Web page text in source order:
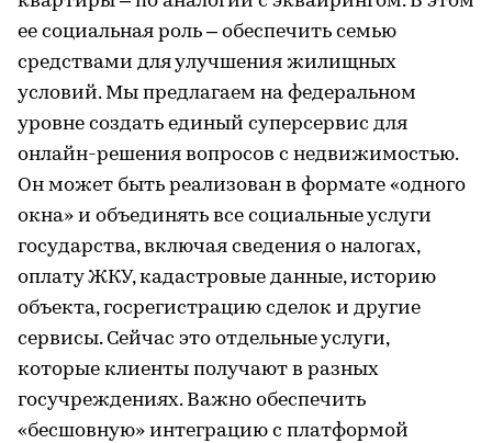
ее социальная роль – обеспечить семью
средствами для улучшения жилищных
условий. Мы предлагаем на федеральном
уровне создать единый суперсервис для
онлайн-решения вопросов с недвижимостью.
Он может быть реализован в формате «одного
окна» и объединять все социальные услуги
государства, включая сведения о налогах,
оплату ЖКУ, кадастровые данные, историю
объекта, госрегистрацию сделок и другие
сервисы. Сейчас это отдельные услуги,
которые клиенты получают в разных
госучреждениях. Важно обеспечить
«бесшовную» интеграцию с платформой